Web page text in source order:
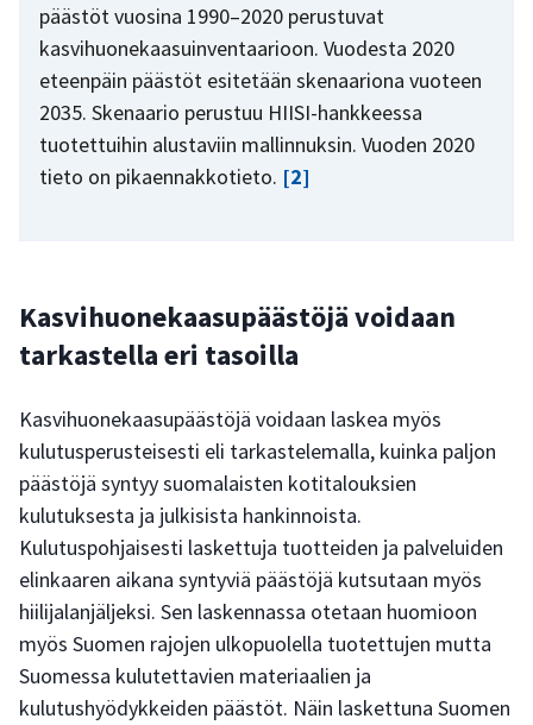
päästöt vuosina 1990–2020 perustuvat
kasvihuonekaasuinventaarioon. Vuodesta 2020
eteenpäin päästöt esitetään skenaariona vuoteen
2035. Skenaario perustuu HIISI-hankkeessa
tuotettuihin alustaviin mallinnuksin. Vuoden 2020
tieto on pikaennakkotieto. [2]
Kasvihuonekaasupäästöjä voidaan
tarkastella eri tasoilla
Kasvihuonekaasupäästöjä voidaan laskea myös
kulutusperusteisesti eli tarkastelemalla, kuinka paljon
päästöjä syntyy suomalaisten kotitalouksien
kulutuksesta ja julkisista hankinnoista.
Kulutuspohjaisesti laskettuja tuotteiden ja palveluiden
elinkaaren aikana syntyviä päästöjä kutsutaan myös
hiilijalanjäljeksi. Sen laskennassa otetaan huomioon
myös Suomen rajojen ulkopuolella tuotettujen mutta
Suomessa kulutettavien materiaalien ja
kulutushyödykkeiden päästöt. Näin laskettuna Suomen